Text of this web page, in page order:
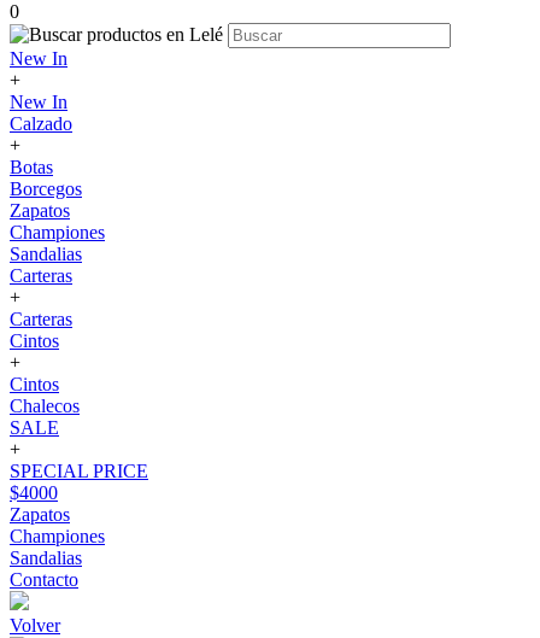
0
New In
+
New In
Calzado
+
Botas
Borcegos
Zapatos
Championes
Sandalias
Carteras
+
Carteras
Cintos
+
Cintos
Chalecos
SALE
+
SPECIAL PRICE
$4000
Zapatos
Championes
Sandalias
Contacto
Volver